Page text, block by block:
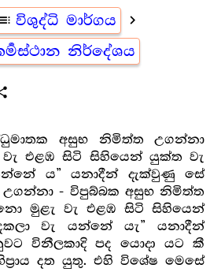
විශුද්ධි මාර්ගය navigate_next
නිර්දේශය
අසුභ නිමිත්ත උගන්නා
එළඹ සිටි සිහියෙන් යුක්ත වැ
ය” යනාදීන් දැක්වුණු සේ
- විපුබ්බක අසුභ නිමිත්ත
මුළැ වැ එළඹ සිටි සිහියෙන්
වැ යන්නේ යැ” යනාදීන්
විනීලකාදි පද යොදා යට කී
දත යුතු. එහි විශේෂ මෙසේ